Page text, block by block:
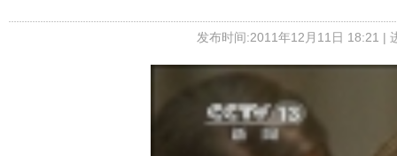
发布时间:2011年12月11日 18:21 |